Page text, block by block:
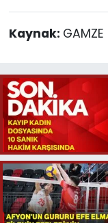
Kaynak: GAMZE